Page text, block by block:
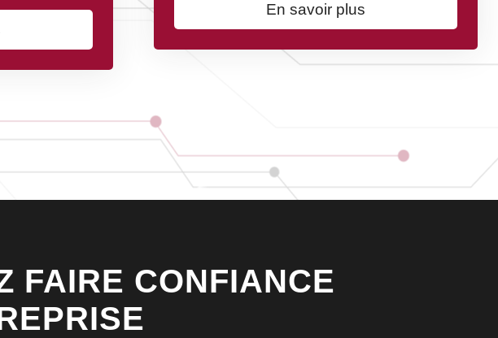
En savoir plus
FAIRE CONFIANCE